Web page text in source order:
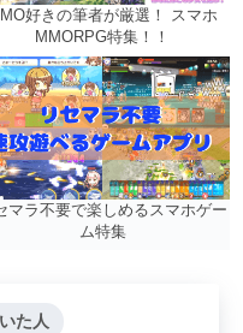
好きの筆者が厳選！ スマホ
MMORPG特集！！
マラ不要で楽しめるスマホゲー
ム特集
た人